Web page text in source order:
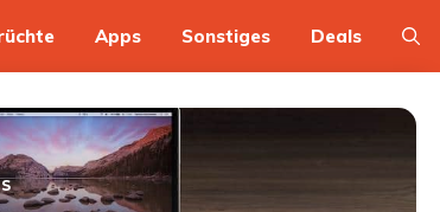
Apps Sonstiges Deals